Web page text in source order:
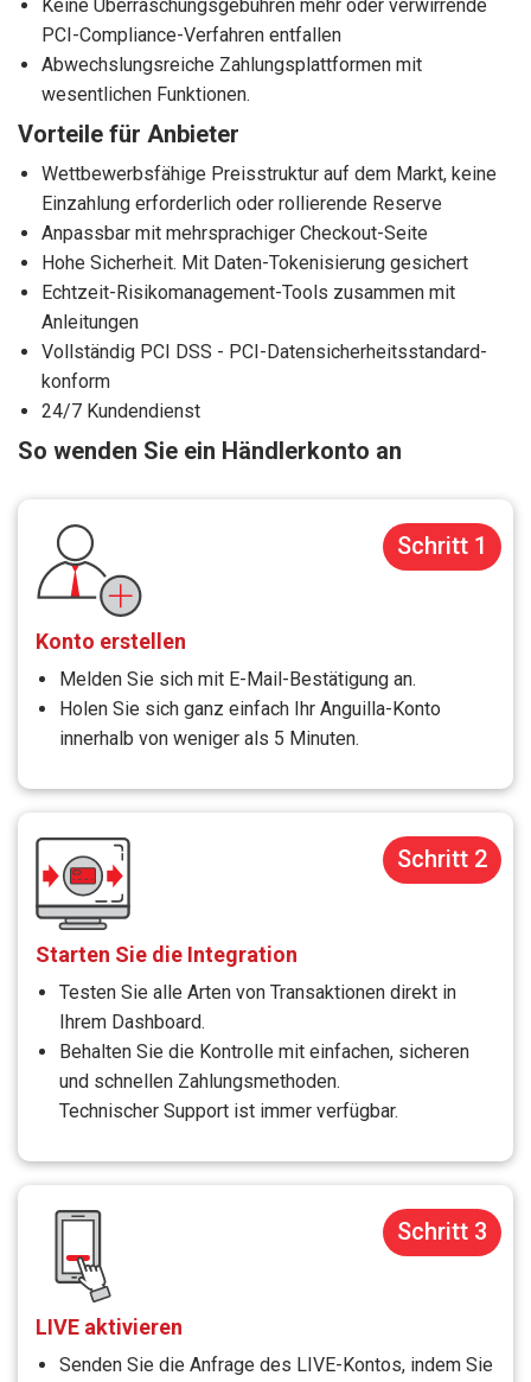
Keine Überraschungsgebühren mehr oder verwirrende
PCI-Compliance-Verfahren entfallen
Abwechslungsreiche Zahlungsplattformen mit
wesentlichen Funktionen.
Vorteile für Anbieter
Wettbewerbsfähige Preisstruktur auf dem Markt, keine
Einzahlung erforderlich oder rollierende Reserve
Anpassbar mit mehrsprachiger Checkout-Seite
Hohe Sicherheit. Mit Daten-Tokenisierung gesichert
Echtzeit-Risikomanagement-Tools zusammen mit
Anleitungen
Vollständig PCI DSS - PCI-Datensicherheitsstandard-
konform
24/7 Kundendienst
So wenden Sie ein Händlerkonto an
Schritt 1
Konto erstellen
Melden Sie sich mit E-Mail-Bestätigung an.
Holen Sie sich ganz einfach Ihr Anguilla-Konto
innerhalb von weniger als 5 Minuten.
Schritt 2
Starten Sie die Integration
Testen Sie alle Arten von Transaktionen direkt in
Ihrem Dashboard.
Behalten Sie die Kontrolle mit einfachen, sicheren
und schnellen Zahlungsmethoden.
Technischer Support ist immer verfügbar.
Schritt 3
LIVE aktivieren
Senden Sie die Anfrage des LIVE-Kontos, indem Sie